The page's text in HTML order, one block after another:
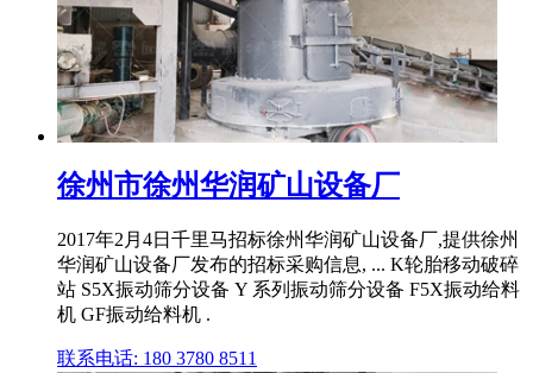
徐州市徐州华润矿山设备厂
2017年2月4日千里马招标徐州华润矿山设备厂,提供徐州
华润矿山设备厂发布的招标采购信息, ... K轮胎移动破碎
站 S5X振动筛分设备 Y 系列振动筛分设备 F5X振动给料
机 GF振动给料机 .
联系电话: 180 3780 8511